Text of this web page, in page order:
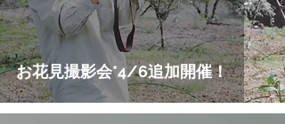
お花見撮影会*4/6追加開催！